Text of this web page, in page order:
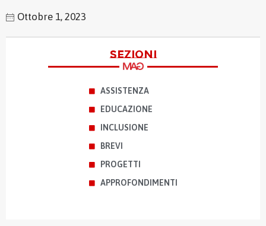
Ottobre 1, 2023
sezioni
ASSISTENZA
EDUCAZIONE
INCLUSIONE
BREVI
PROGETTI
APPROFONDIMENTI